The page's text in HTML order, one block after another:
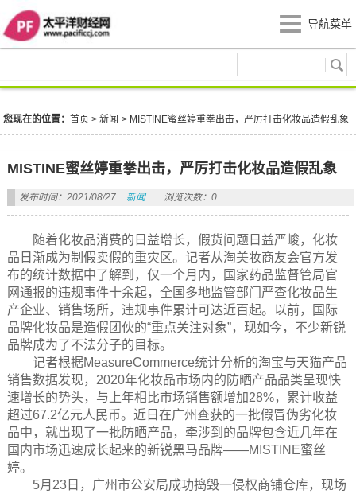
导航菜单
您现在的位置：首页 >新闻 > MISTINE蜜丝婷重拳出击，严厉打击化妆品造假乱象
MISTINE蜜丝婷重拳出击，严厉打击化妆品造假乱象
发布时间：2021/08/27 新闻 浏览次数：0
随着化妆品消费的日益增长，假货问题日益严峻，化妆
品日渐成为制假卖假的重灾区。记者从淘美妆商友会官方发
布的统计数据中了解到，仅一个月内，国家药品监督管局官
网通报的违规事件十余起，全国多地监管部门严查化妆品生
产企业、销售场所，违规事件累计可达近百起。以前，国际
品牌化妆品是造假团伙的“重点关注对象”，现如今，不少新锐
品牌成为了不法分子的目标。
记者根据MeasureCommerce统计分析的淘宝与天猫产品
销售数据发现，2020年化妆品市场内的防晒产品品类呈现快
速增长的势头，与上年相比市场销售额增加28%，累计收益
超过67.2亿元人民币。近日在广州查获的一批假冒伪劣化妆
品中，就出现了一批防晒产品，牵涉到的品牌包含近几年在
国内市场迅速成长起来的新锐黑马品牌——MISTINE蜜丝
婷。
5月23日，广州市公安局成功捣毁一侵权商铺仓库，现场